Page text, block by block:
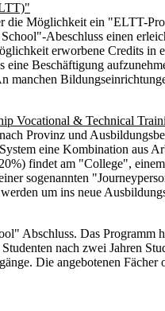
die Möglichkeit ein "ELTT-
Abeschluss einen
erworbene Credits
eine Beschäftigung
manchen
Vocational & Technical
Provinz und
eine Kombination aus
findet am "College",
sogenannten
um ins neue
Abschluss. Das Programm
nach zwei Jahren
Die angebotenen